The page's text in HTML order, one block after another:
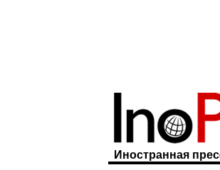
Иностранная